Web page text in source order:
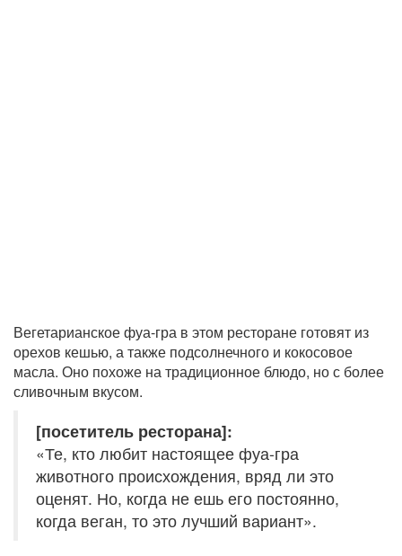
Вегетарианское фуа-гра в этом ресторане готовят из
орехов кешью, а также подсолнечного и кокосовое
масла. Оно похоже на традиционное блюдо, но с более
сливочным вкусом.
[посетитель ресторана]:
«Те, кто любит настоящее фуа-гра
животного происхождения, вряд ли это
оценят. Но, когда не ешь его постоянно,
когда веган, то это лучший вариант».